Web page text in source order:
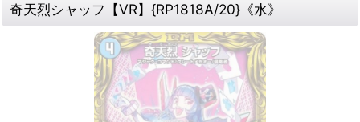
奇天烈シャッフ【VR】{RP1818A/20}《水》